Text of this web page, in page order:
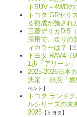
トSUV＋4WD
トヨタ GRヤリ
る熟成が施され
三菱デリカD:5
採用で、走りの
ィカラーは？
【
トヨタ RAV4
1歩「アリーン
2025-2026日本
決定！ 弱点「
ベント】
トヨタ ランド
ルシリーズの
2025 【トヨタ】